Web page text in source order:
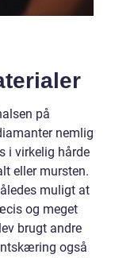
på
nemlig
i virkelig hårde
eller mursten.
muligt at
og meget
brugt andre
også